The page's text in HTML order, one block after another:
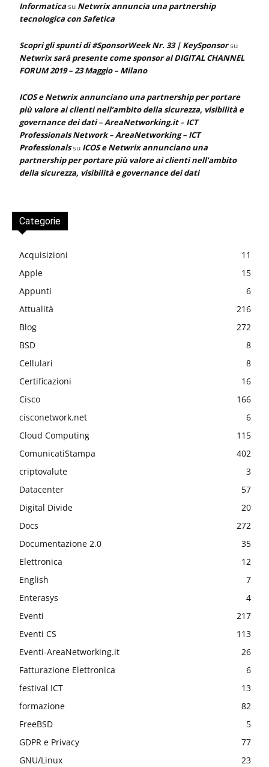
Informaticasu Netwrix annuncia una partnership
tecnologica con Safetica
Scopri gli spunti di #SponsorWeek Nr. 33 | KeySponsorsu
Netwrix sarà presente come sponsor al DIGITAL CHANNEL
FORUM 2019 – 23 Maggio – Milano
ICOS e Netwrix annunciano una partnership per portare
più valore ai clienti nell’ambito della sicurezza, visibilità e
governance dei dati – AreaNetworking.it – ICT
Professionals Network – AreaNetworking – ICT
Professionalssu ICOS e Netwrix annunciano una
partnership per portare più valore ai clienti nell’ambito
della sicurezza, visibilità e governance dei dati
Categorie
Acquisizioni
11
Apple
15
Appunti
6
Attualità
216
Blog
272
BSD
8
Cellulari
8
Certificazioni
16
Cisco
166
cisconetwork.net
6
Cloud Computing
115
ComunicatiStampa
402
criptovalute
3
Datacenter
57
Digital Divide
20
Docs
272
Documentazione 2.0
35
Elettronica
12
English
7
Enterasys
4
Eventi
217
Eventi CS
113
Eventi-AreaNetworking.it
26
Fatturazione Elettronica
6
festival ICT
13
formazione
82
FreeBSD
5
GDPR e Privacy
77
GNU/Linux
23